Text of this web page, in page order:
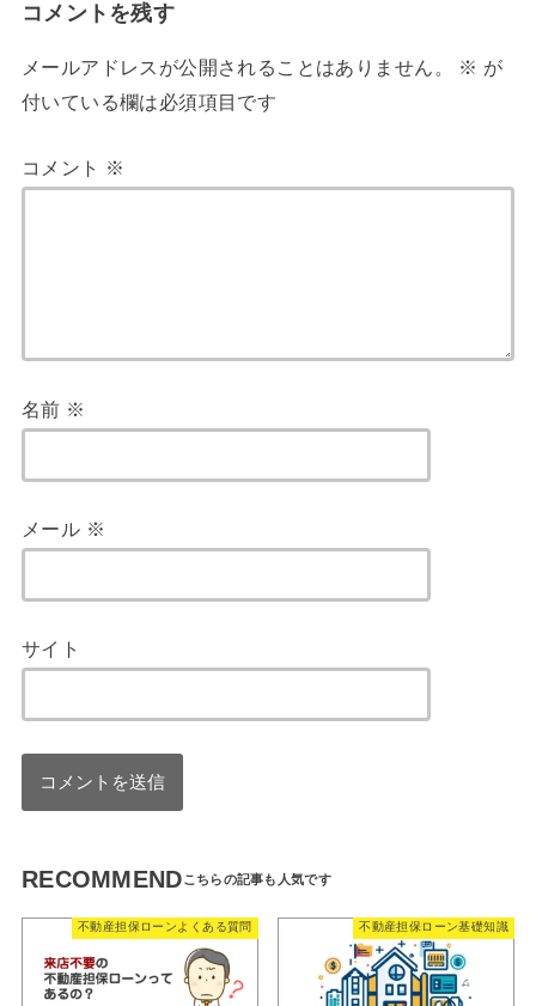
コメントを残す
メールアドレスが公開されることはありません。 ※ が
付いている欄は必須項目です
コメント ※
名前 ※
メール ※
サイト
RECOMMEND
不動産担保ローンよくある質問 不動産担保ローン基礎知識